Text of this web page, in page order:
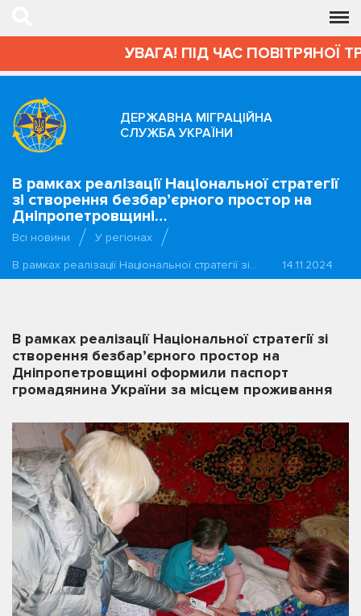
УВАГА! ПІД ЧАС ПОВІТРЯНОЇ
ДЕРЖАВНА МІГРАЦІЙНА
СЛУЖБА УКРАЇНИ
В рамках реалізації Національної стратегії
зі створення безбар’єрного простор на
Дніпропетровщині…
Всі новини
У регіонах
В рамках реалізації Національної стратегії зі…
14.11.2024
В рамках реалізації Національної стратегії зі
створення безбар’єрного простор на
Дніпропетровщині оформили паспорт
громадянина України за місцем проживання